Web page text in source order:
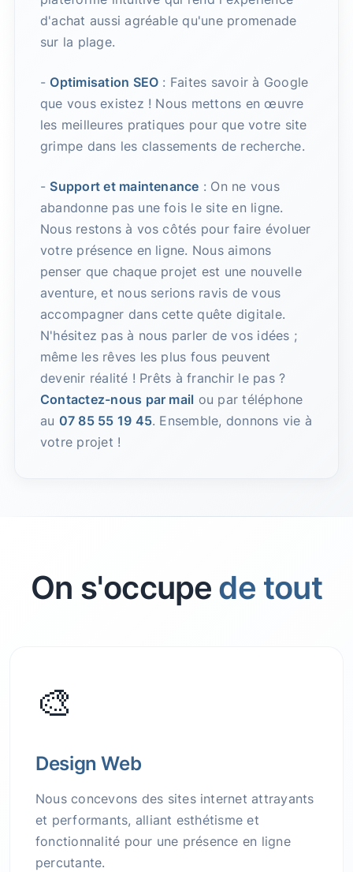
d'achat aussi agréable qu'une promenade
sur la plage.
- Optimisation SEO : Faites savoir à Google
que vous existez ! Nous mettons en œuvre
les meilleures pratiques pour que votre site
grimpe dans les classements de recherche.
- Support et maintenance : On ne vous
abandonne pas une fois le site en ligne.
Nous restons à vos côtés pour faire évoluer
votre présence en ligne. Nous aimons
penser que chaque projet est une nouvelle
aventure, et nous serions ravis de vous
accompagner dans cette quête digitale.
N'hésitez pas à nous parler de vos idées ;
même les rêves les plus fous peuvent
devenir réalité ! Prêts à franchir le pas ?
Contactez-nous par mail ou par téléphone
au 07 85 55 19 45. Ensemble, donnons vie à
votre projet !
On s'occupe de tout
🎨
Design Web
Nous concevons des sites internet attrayants
et performants, alliant esthétisme et
fonctionnalité pour une présence en ligne
percutante.